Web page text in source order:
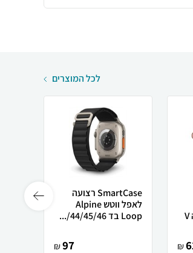
לכל המוצרים
40/41/42mm סדרה V
₪
SmartCase רצועה
לאפל ווטש Alpine
Loop בד 44/45/46/...
97
₪